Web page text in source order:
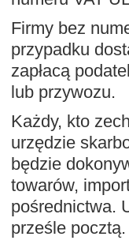
Firmy bez
przypadku
zapłacą
lub przywozu.
Każdy, kto
urzędzie
będzie
towarów,
pośrednictwa.
prześle